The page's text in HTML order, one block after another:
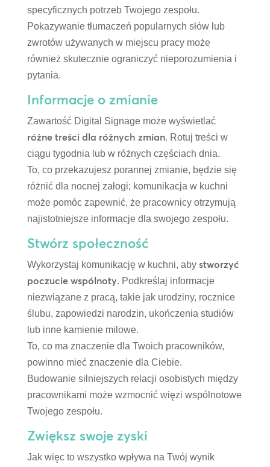
specyficznych potrzeb Twojego zespołu.
Pokazywanie tłumaczeń popularnych słów lub
zwrotów używanych w miejscu pracy może
również skutecznie ograniczyć nieporozumienia i
pytania.
Informacje o zmianie
Zawartość Digital Signage może wyświetlać
różne treści dla różnych zmian. Rotuj treści w
ciągu tygodnia lub w różnych częściach dnia.
To, co przekazujesz porannej zmianie, będzie się
różnić dla nocnej załogi; komunikacja w kuchni
może pomóc zapewnić, że pracownicy otrzymują
najistotniejsze informacje dla swojego zespołu.
Stwórz społeczność
Wykorzystaj komunikację w kuchni, aby stworzyć
poczucie wspólnoty. Podkreślaj informacje
niezwiązane z pracą, takie jak urodziny, rocznice
ślubu, zapowiedzi narodzin, ukończenia studiów
lub inne kamienie milowe.
To, co ma znaczenie dla Twoich pracowników,
powinno mieć znaczenie dla Ciebie.
Budowanie silniejszych relacji osobistych między
pracownikami może wzmocnić więzi wspólnotowe
Twojego zespołu.
Zwiększ swoje zyski
Jak więc to wszystko wpływa na Twój wynik